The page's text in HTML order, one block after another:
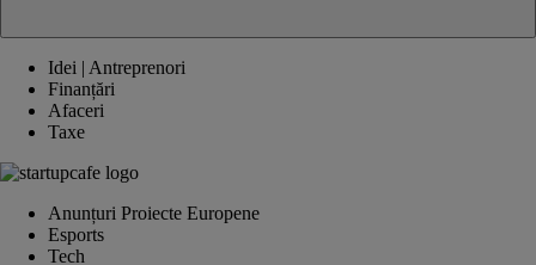
Idei | Antreprenori
Finanțări
Afaceri
Taxe
Anunțuri Proiecte Europene
Esports
Tech